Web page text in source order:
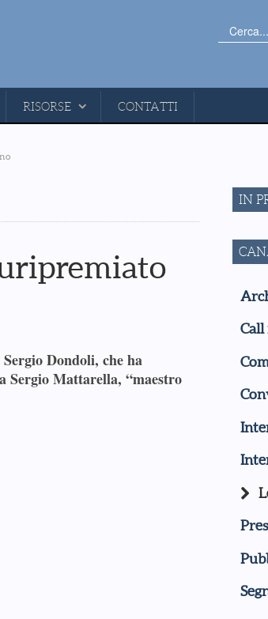
Cerca...
RISORSE CONTATTI
Dondoli, che ha
Sergio Mattarella, “maestro
IN
Call